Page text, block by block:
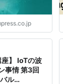
座】 IoTの波
事情 第3回
ル